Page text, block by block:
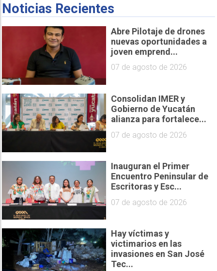
Noticias Recientes
Abre Pilotaje de drones
nuevas oportunidades a
joven emprend...
07 de agosto de 2026
Consolidan IMER y
Gobierno de Yucatán
alianza para fortalece...
07 de agosto de 2026
Inauguran el Primer
Encuentro Peninsular de
Escritoras y Esc...
07 de agosto de 2026
Hay víctimas y
victimarios en las
invasiones en San José
Tec...